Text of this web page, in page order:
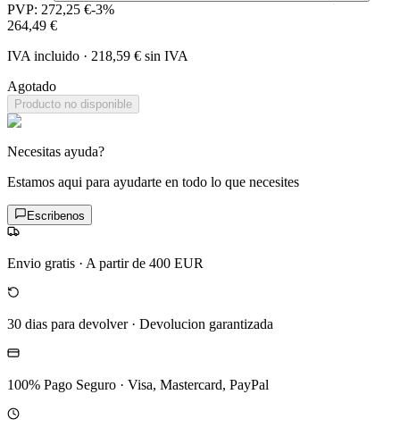
PVP: 272,25 €-3%
264,49 €
IVA incluido · 218,59 € sin IVA
Agotado
Producto no disponible
Necesitas ayuda?
Estamos aqui para ayudarte en todo lo que necesites
Escribenos
Envio gratis · A partir de 400 EUR
30 dias para devolver· Devolucion garantizada
100% Pago Seguro · Visa, Mastercard, PayPal